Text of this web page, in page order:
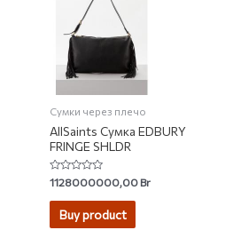
Сумки через плечо
AllSaints Сумка EDBURY
FRINGE SHLDR
Rated
0
out
1128000000,00Br
Buy product